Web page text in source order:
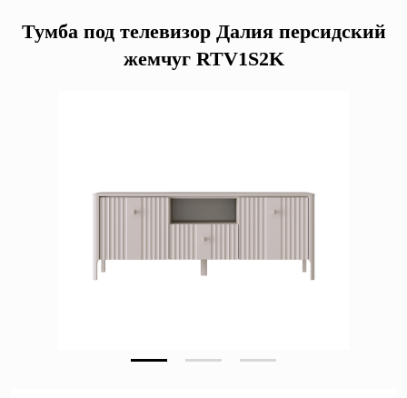
Шкафы
Кровати
Полки
Тумба под телевизор Далия персидский
жемчуг RTV1S2K